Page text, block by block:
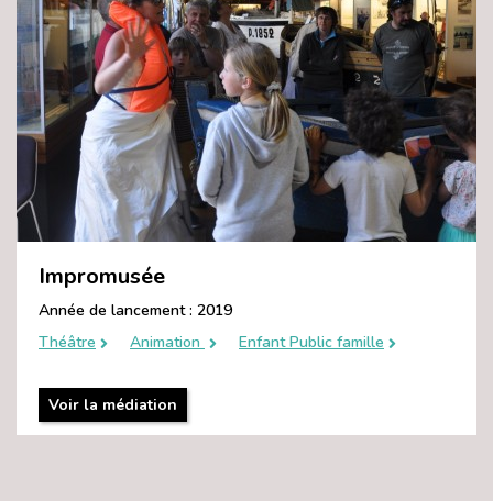
Impromusée
Année de lancement : 2019
Théâtre
Animation Enfant Public famille
Voir la médiation